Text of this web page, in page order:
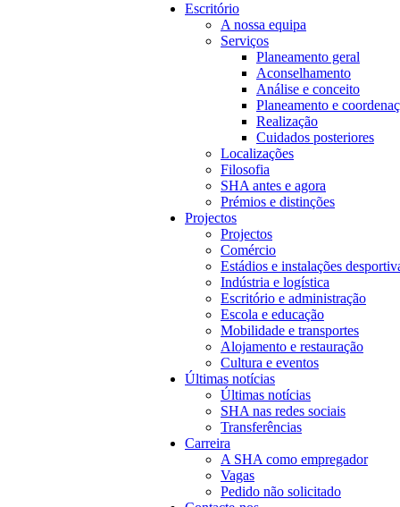
Escritório
A nossa equipa
Serviços
Planeamento geral
Aconselhamento
Análise e conceito
Planeamento e
Realização
Cuidados posteriores
Localizações
Filosofia
SHA antes e agora
Prémios e distinções
Projectos
Projectos
Comércio
Estádios e instalações
Indústria e logística
Escritório e administração
Escola e educação
Mobilidade e transportes
Alojamento e restauração
Cultura e eventos
Últimas notícias
Últimas notícias
SHA nas redes sociais
Transferências
Carreira
A SHA como empregador
Vagas
Pedido não solicitado